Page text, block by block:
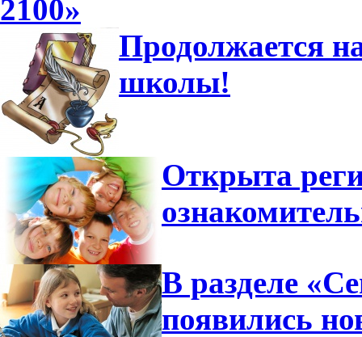
2100»
Продолжается
школы!
Открыта
В разделе
появились